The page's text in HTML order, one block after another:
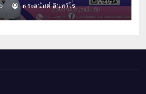
พระอนันต์ อินฺทวีโร